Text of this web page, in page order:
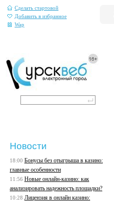
Сделать стартовой
Добавить в избранное
Wap
Новости
18:00 Бонусы без отыгрыша в казино:
главные особенности
11:56 Новые онлайн-казино: как
анализировать надежность площадки?
10:28 Лицензия в онлайн казино: